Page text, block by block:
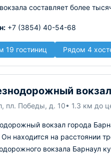
составляет более
+7 (3854) 40-54-68
19 гостиниц Рядом 4
пл. Победы, д. 10• 1.3 км до
вокзал города
Он находится на расстоянии
вокзала Барнаул